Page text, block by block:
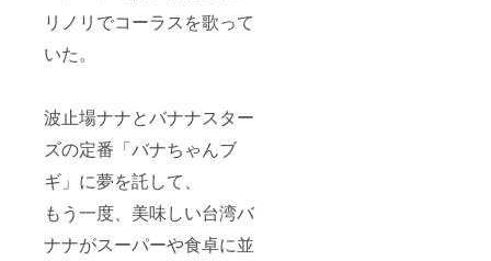
リノリでコーラスを歌って
いた。
波止場ナナとバナナスター
ズの定番「バナちゃんブ
ギ」に夢を託して、
もう一度、美味しい台湾バ
ナナがスーパーや食卓に並